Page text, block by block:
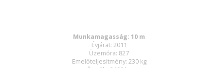
Munkamagasság: 10 m
Évjárat: 2011
Üzemóra: 827
Emelőteljesítmény: 230 kg